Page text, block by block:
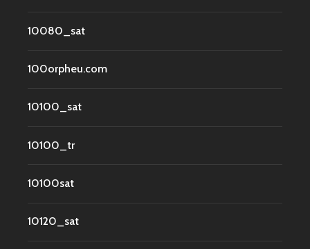
10080_sat
100orpheu.com
10100_sat
10100_tr
10100sat
10120_sat